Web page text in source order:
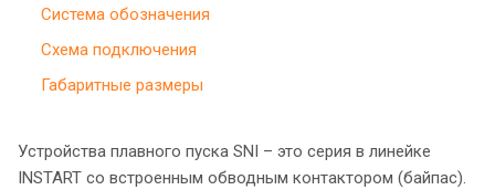
Система обозначения
Схема подключения
Габаритные размеры
Устройства плавного пуска SNI – это серия в линейке
INSTART со встроенным обводным контактором (байпас).